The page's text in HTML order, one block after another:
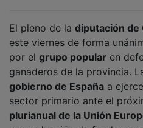
este viernes de forma
por elgrupo popularen
ganaderos de la provincia.
gobierno de Españaa
sector primario ante el
plurianual de la Unión
una reducción de fondos